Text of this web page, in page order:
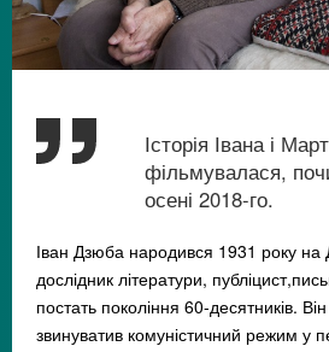
Історія Івана і
фільмувалася,
осені 2018-го.
Іван Дзюба народився 1931 року на
дослідник літератури,
постать покоління 60-десятників.
звинуватив комуністичний режим у